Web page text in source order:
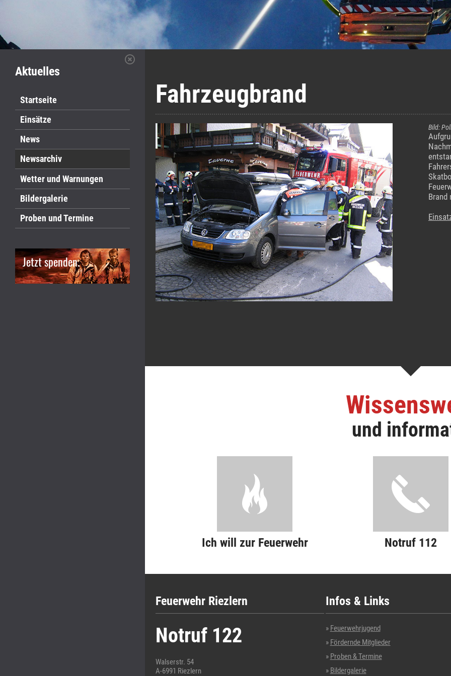
Aktuelles
Startseite
Einsätze
News
Newsarchiv
Wetter und Warnungen
Bildergalerie
Proben und Termine
Jetzt spenden.
Fahrzeugbrand
Bild:
und
Ich will zur Feuerwehr Notruf 112
Feuerwehr Riezlern
Notruf 122
Walserstr. 54
A-6991 Riezlern
Infos & Links
Feuerwehrjugend
Fördernde Mitglieder
Proben & Termine
Bildergalerie